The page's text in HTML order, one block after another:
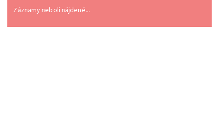
Záznamy neboli nájdené...